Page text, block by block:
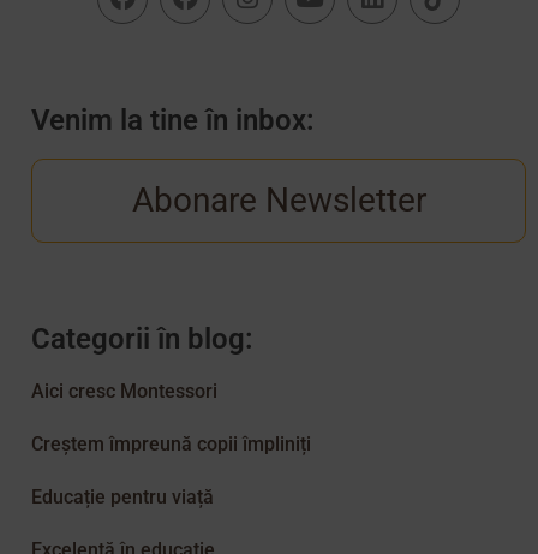
Venim la tine în inbox:
Abonare Newsletter
Categorii în blog:
Aici cresc Montessori
Creștem împreună copii împliniți
Educație pentru viață